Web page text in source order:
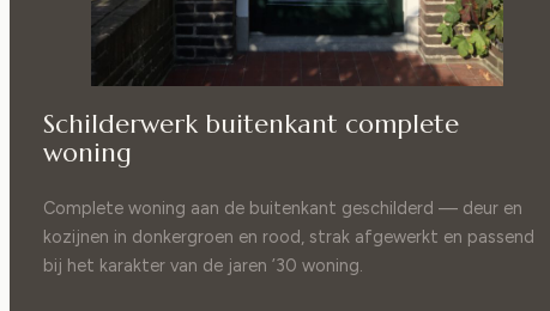
Schilderwerk buitenkant complete
woning
Complete woning aan de buitenkant geschilderd — deur en
kozijnen in donkergroen en rood, strak afgewerkt en passend
bij het karakter van de jaren ’30 woning.